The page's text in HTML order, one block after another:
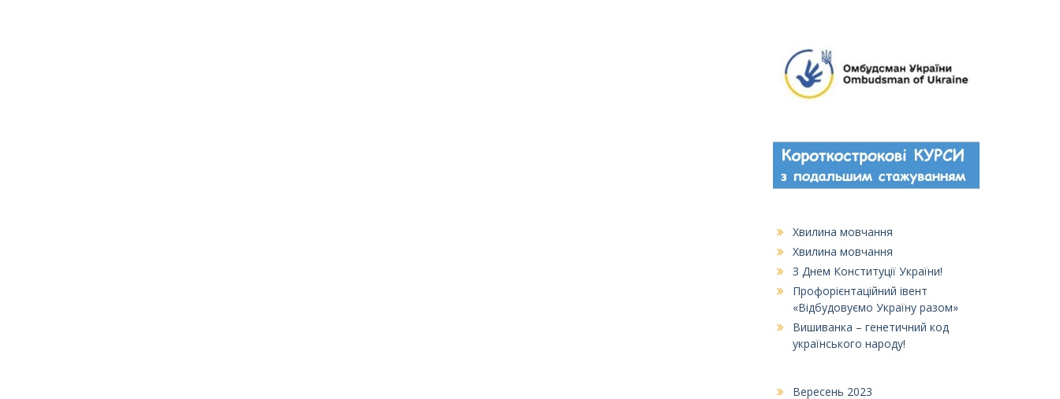
Хвилина мовчання
Хвилина мовчання
З Днем Конституції України!
Профорієнтаційний івент
«Відбудовуємо Україну разом»
Вишиванка – генетичний код
українського народу!
Вересень 2023